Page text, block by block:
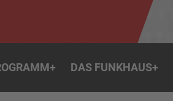
+ DAS FUNKHAUS+